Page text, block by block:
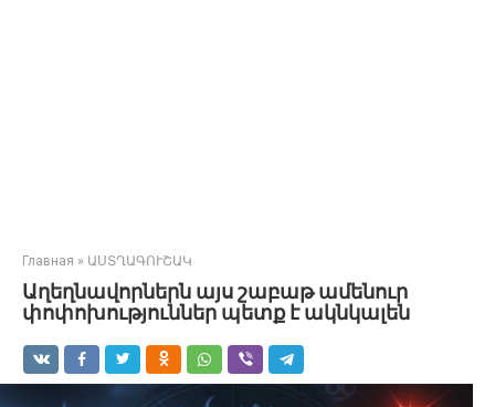
Главная » ԱՍՏՂԱԳՈՒՇԱԿ
Աղեղնավորներն այս շաբաթ ամենուր
փոփոխություններ պետք է ակնկալեն